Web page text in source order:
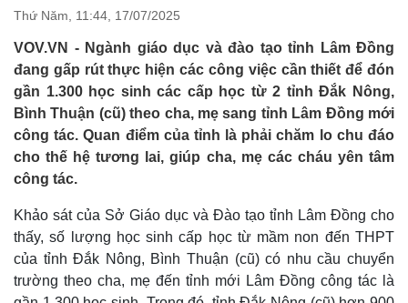
Thứ Năm, 11:44, 17/07/2025
VOV.VN - Ngành giáo dục và đào tạo tỉnh Lâm Đồng
đang gấp rút thực hiện các công việc cần thiết để đón
gần 1.300 học sinh các cấp học từ 2 tỉnh Đắk Nông,
Bình Thuận (cũ) theo cha, mẹ sang tỉnh Lâm Đồng mới
công tác. Quan điểm của tỉnh là phải chăm lo chu đáo
cho thế hệ tương lai, giúp cha, mẹ các cháu yên tâm
công tác.
Khảo sát của Sở Giáo dục và Đào tạo tỉnh Lâm Đồng cho
thấy, số lượng học sinh cấp học từ mầm non đến THPT
của tỉnh Đắk Nông, Bình Thuận (cũ) có nhu cầu chuyển
trường theo cha, mẹ đến tỉnh mới Lâm Đồng công tác là